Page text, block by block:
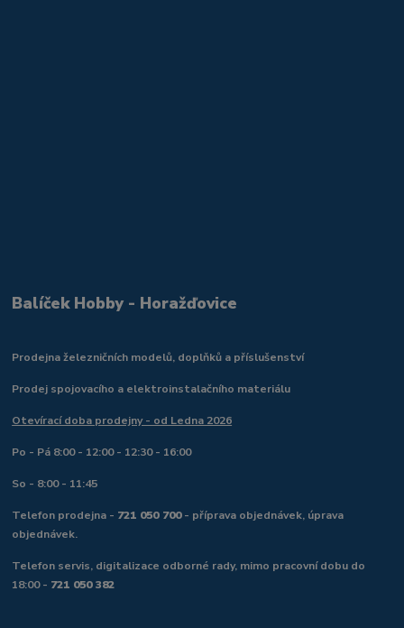
Balíček Hobby - Horažďovice
Prodejna železničních modelů, doplňků a příslušenství
Prodej spojovacího a elektroinstalačního materiálu
Otevírací doba prodejny - od Ledna 2026
Po - Pá 8:00 - 12:00 - 12:30 - 16:00
So - 8:00 - 11:45
Telefon prodejna - 721 050 700- příprava objednávek, úprava
objednávek.
Telefon servis, digitalizace odborné rady, mimo pracovní dobu do
18:00 - 721 050 382